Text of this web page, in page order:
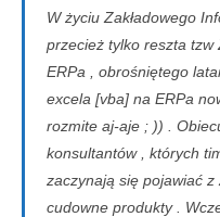
W życiu Zakładowego
przecież tylko reszta tzw
ERPa , obrośniętego
excela [vba] na ERPa
rozmite aj-aje ; )) .
konsultantów , których
zaczynają się pojawiać z
cudowne produkty .